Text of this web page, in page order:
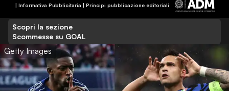
| Informativa Pubblicitaria | Principi pubblicazione editoriali
Scopri la sezione
Scommesse su GOAL
Getty Images